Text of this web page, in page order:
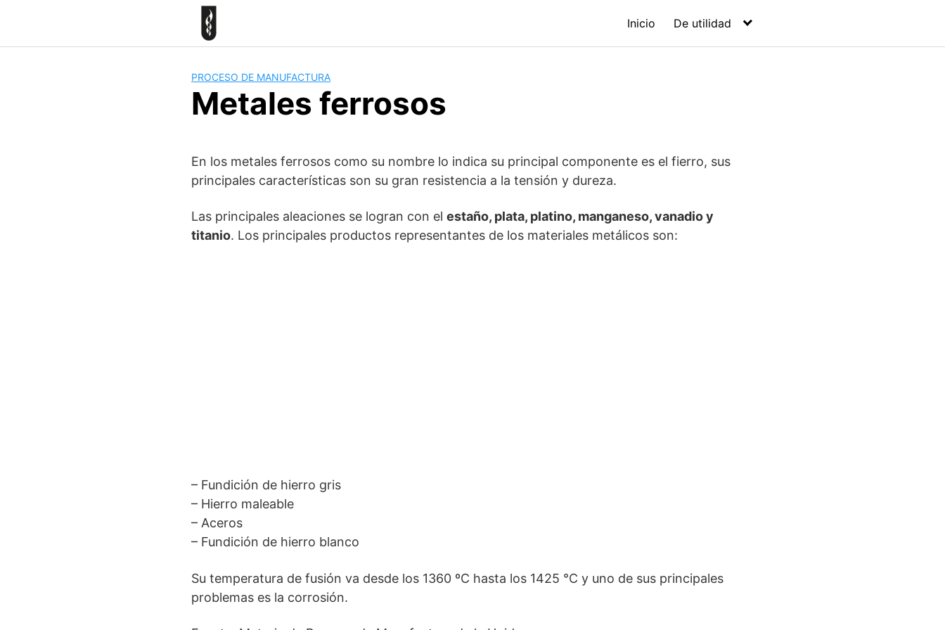
Inicio De utilidad
PROCESO DE MANUFACTURA
Metales ferrosos
En los metales ferrosos como su nombre lo indica su principal componente es el fierro, sus
principales características son su gran resistencia a la tensión y dureza.
Las principales aleaciones se logran con el estaño, plata, platino, manganeso, vanadio y
titanio. Los principales productos representantes de los materiales metálicos son:
– Fundición de hierro gris
– Hierro maleable
– Aceros
– Fundición de hierro blanco
Su temperatura de fusión va desde los 1360 ºC hasta los 1425 °C y uno de sus principales
problemas es la corrosión.